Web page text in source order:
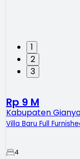
1
2
3
Rp 9 M
Kabupaten
Villa Baru Full
4